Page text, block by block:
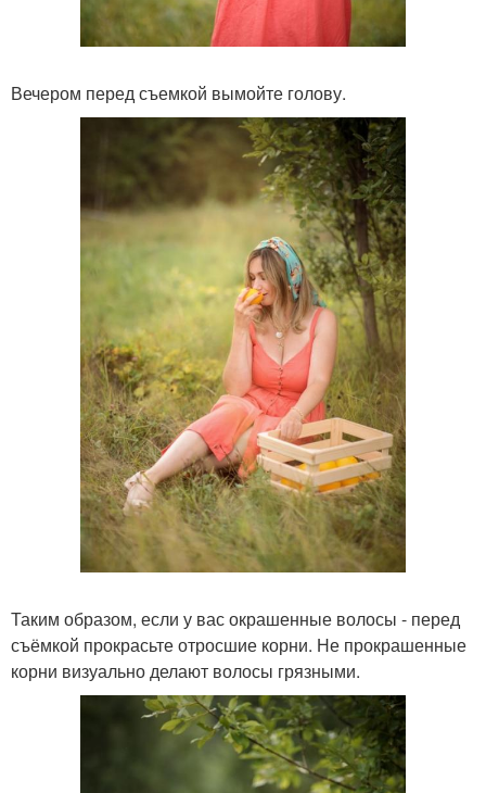
Вечером перед съемкой вымойте голову.
Таким образом, если у вас окрашенные волосы - перед
съёмкой прокрасьте отросшие корни. Не прокрашенные
корни визуально делают волосы грязными.